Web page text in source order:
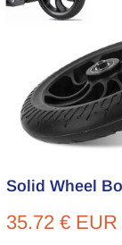
Solid Wheel
Sale
35.72 € EUR